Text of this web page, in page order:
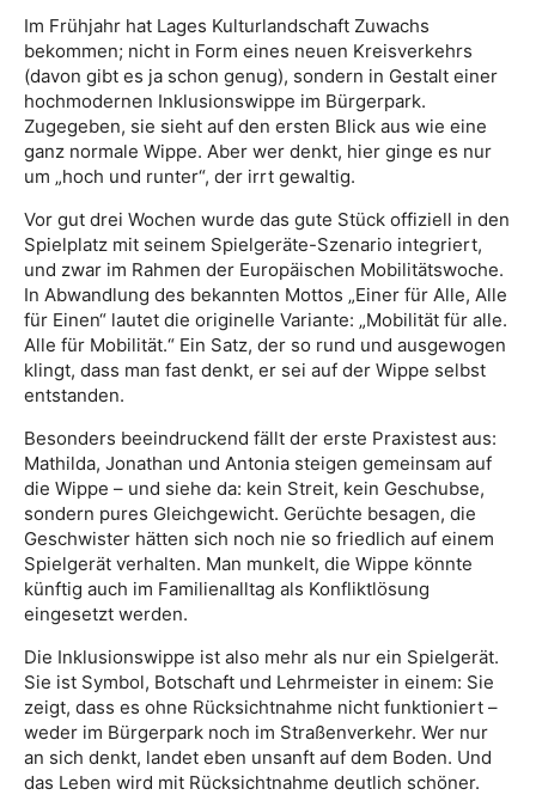
Im Frühjahr hat Lages Kulturlandschaft Zuwachs
bekommen; nicht in Form eines neuen Kreisverkehrs
(davon gibt es ja schon genug), sondern in Gestalt einer
hochmodernen Inklusionswippe im Bürgerpark.
Zugegeben, sie sieht auf den ersten Blick aus wie eine
ganz normale Wippe. Aber wer denkt, hier ginge es nur
um „hoch und runter“, der irrt gewaltig.
Vor gut drei Wochen wurde das gute Stück offiziell in den
Spielplatz mit seinem Spielgeräte-Szenario integriert,
und zwar im Rahmen der Europäischen Mobilitätswoche.
In Abwandlung des bekannten Mottos „Einer für Alle, Alle
für Einen“ lautet die originelle Variante: „Mobilität für alle.
Alle für Mobilität.“ Ein Satz, der so rund und ausgewogen
klingt, dass man fast denkt, er sei auf der Wippe selbst
entstanden.
Besonders beeindruckend fällt der erste Praxistest aus:
Mathilda, Jonathan und Antonia steigen gemeinsam auf
die Wippe – und siehe da: kein Streit, kein Geschubse,
sondern pures Gleichgewicht. Gerüchte besagen, die
Geschwister hätten sich noch nie so friedlich auf einem
Spielgerät verhalten. Man munkelt, die Wippe könnte
künftig auch im Familienalltag als Konfliktlösung
eingesetzt werden.
Die Inklusionswippe ist also mehr als nur ein Spielgerät.
Sie ist Symbol, Botschaft und Lehrmeister in einem: Sie
zeigt, dass es ohne Rücksichtnahme nicht funktioniert –
weder im Bürgerpark noch im Straßenverkehr. Wer nur
an sich denkt, landet eben unsanft auf dem Boden. Und
das Leben wird mit Rücksichtnahme deutlich schöner.